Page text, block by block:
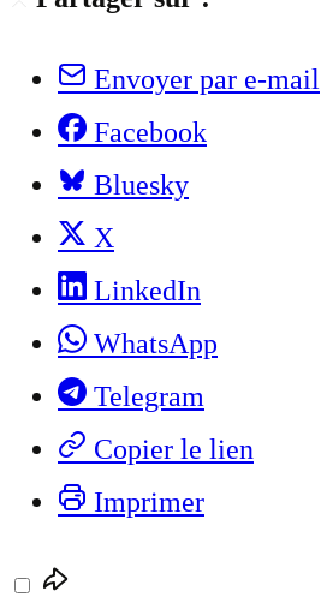
Envoyer par e-mail
Facebook
Bluesky
X
LinkedIn
WhatsApp
Telegram
Copier le lien
Imprimer